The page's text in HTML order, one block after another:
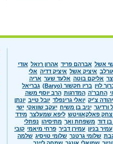
אשל אברהם פריד אהרון רזאל אודי
איציק אשל איציק דדיה אלי
אליקם בוטה אלעד שער אריה
לוין בריו חקשור (Baryo)
גבריאל
החבר'ה המדרגות הרב יוסף משה
יהודה צ'יק יואלי גרינפלד יובל טייב יונתן
ורדיגר יניב בן משיח יעקב שוואקי ישי
יצחק פאלקאוויטש ליפא שמעלצר מידד
דוד משפחת ואך מתיסיהו נפתלי
עמיר בניון עמירן דביר פרחי מיאמי קובי
שלומי גרטנר שלומי טויסיג שלמה